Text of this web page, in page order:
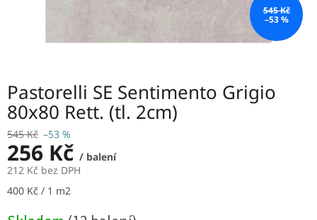
545 Kč
–53 %
Pastorelli SE Sentimento Grigio
80x80 Rett. (tl. 2cm)
545 Kč –53 %
256 Kč / balení
212 Kč bez DPH
Měrná
400 Kč / 1 m2